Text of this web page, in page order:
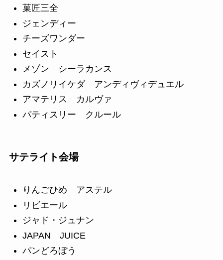
菓匠三全
ジェンディー
チーズワンダー
セイスト
メゾン シーラカンス
カズノリイケダ アンディヴィデュエル
アマテリス カルヴァ
パティスリー クルール
サテライト会場
りんごひめ アステル
リビエール
ジャド・ジュナン
JAPAN JUICE
パンどろぼう